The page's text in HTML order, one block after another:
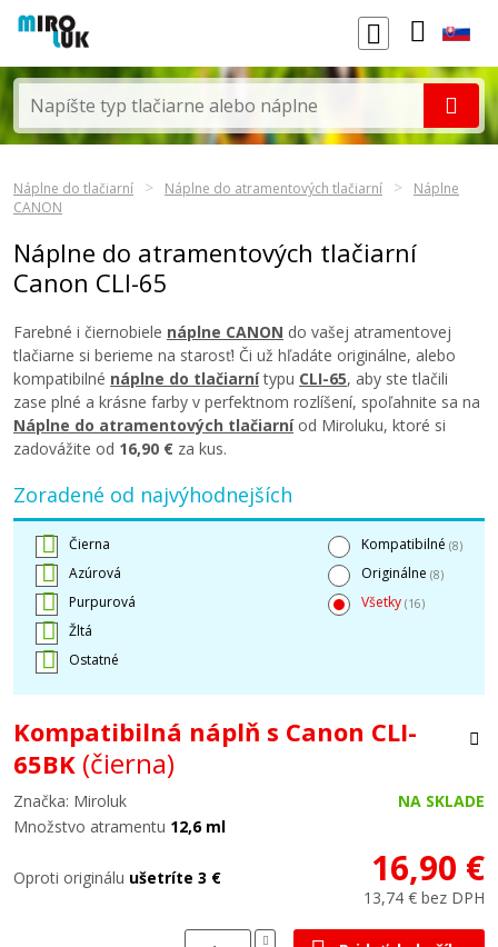
Náplne do tlačiarní Náplne do atramentových tlačiarní
Náplne
CANON
Náplne do atramentových tlačiarní
Canon CLI-65
Farebné i čiernobiele náplne CANON do vašej atramentovej
tlačiarne si berieme na starosť! Či už hľadáte originálne, alebo
kompatibilné náplne do tlačiarnítypu CLI-65, aby ste tlačili
zase plné a krásne farby v perfektnom rozlíšení, spoľahnite sa na
Náplne do atramentových tlačiarníod Miroluku, ktoré si
zadovážite od 16,90 € za kus.
Zoradené od najvýhodnejších
Čierna
Azúrová
Purpurová
Žltá
Ostatné
Kompatibilné (8)
Originálne (8)
Všetky (16)
Kompatibilná náplň s Canon CLI-
65BK (čierna)
Značka: Miroluk
NA SKLADE
Množstvo atramentu 12,6 ml
Oproti originálu ušetríte 3 € 16,90 €
13,74 € bez DPH